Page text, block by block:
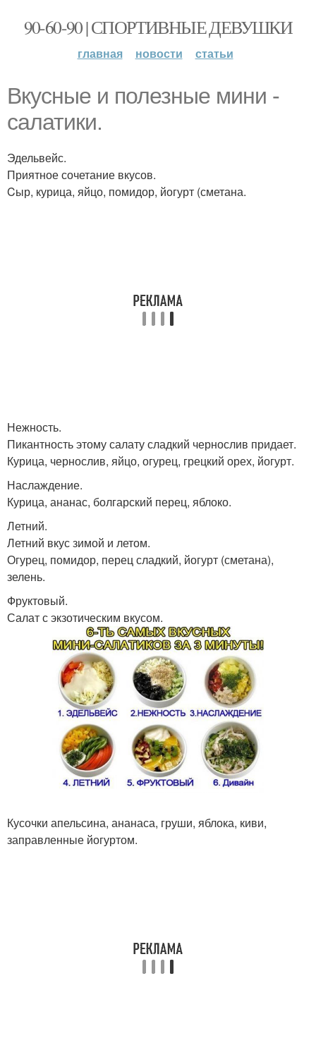
90-60-90 | СПОРТИВНЫЕ ДЕВУШКИ
главная новости статьи
Вкусные и полезные мини -
салатики.
Эдельвейс.
Приятное сочетание вкусов.
Cыр, курица, яйцо, помидор, йогурт (сметана.
Нежность.
Пикантность этому салату сладкий чернослив придает.
Курица, чернослив, яйцо, огурец, грецкий орех, йогурт.
Наслаждение.
Курица, ананас, болгарский перец, яблоко.
Летний.
Летний вкус зимой и летом.
Огурец, помидор, перец сладкий, йогурт (сметана),
зелень.
Фруктовый.
Салат с экзотическим вкусом.
Кусочки апельсина, ананаса, груши, яблока, киви,
заправленные йогуртом.